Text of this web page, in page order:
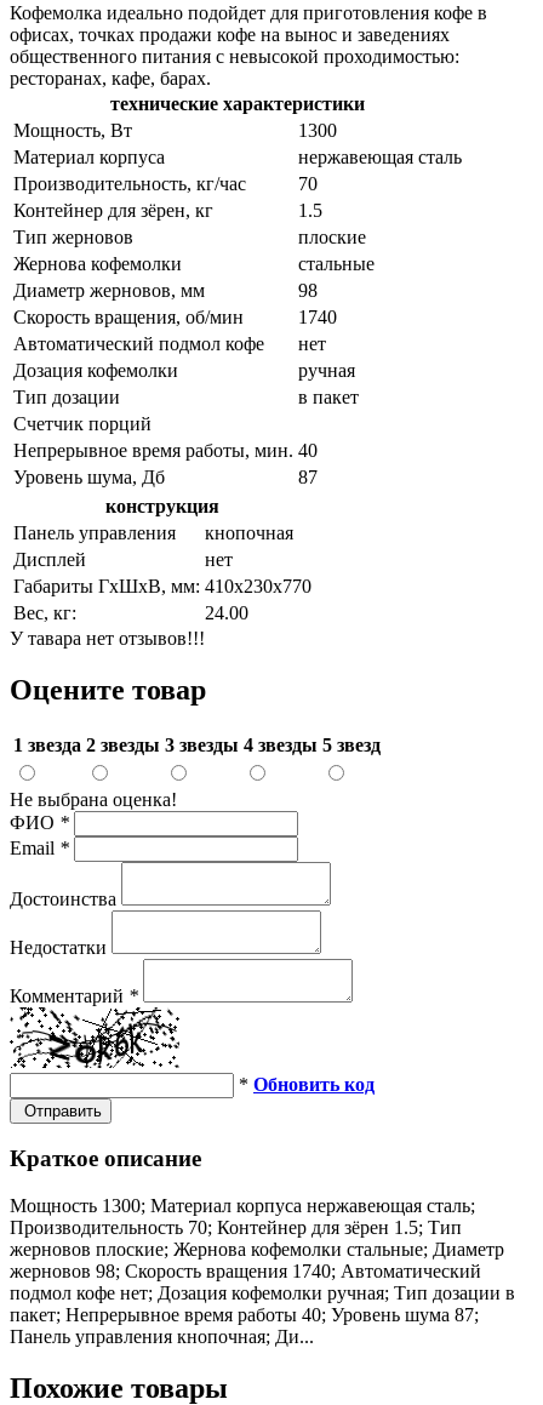
Кофемолка идеально подойдет для приготовления кофе в
офисах, точках продажи кофе на вынос и заведениях
общественного питания с невысокой проходимостью:
ресторанах, кафе, барах.
технические характеристики
Мощность, Вт
1300
Материал корпуса
нержавеющая сталь
Производительность, кг/час
70
Контейнер для зёрен, кг
1.5
Тип жерновов
плоские
Жернова кофемолки
стальные
Диаметр жерновов, мм
98
Скорость вращения, об/мин
1740
Автоматический подмол кофе
нет
Дозация кофемолки
ручная
Тип дозации
в пакет
Счетчик порций
Непрерывное время работы, мин. 40
Уровень шума, Дб
87
конструкция
Панель управления
кнопочная
Дисплей
нет
Габариты ГхШхВ, мм: 410х230х770
Вес, кг:
24.00
У тавара нет отзывов!!!
Оцените товар
1 звезда 2 звезды 3 звезды 4 звезды 5 звезд
Не выбрана оценка!
ФИО *
Email *
Достоинства
Недостатки
Комментарий *
* Обновить код
Отправить
Краткое описание
Мощность 1300; Материал корпуса нержавеющая сталь;
Производительность 70; Контейнер для зёрен 1.5; Тип
жерновов плоские; Жернова кофемолки стальные; Диаметр
жерновов 98; Скорость вращения 1740; Автоматический
подмол кофе нет; Дозация кофемолки ручная; Тип дозации в
пакет; Непрерывное время работы 40; Уровень шума 87;
Панель управления кнопочная; Ди...
Похожие товары